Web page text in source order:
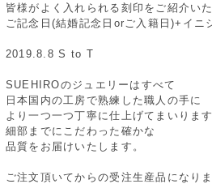
皆様がよく入れられる刻印をご紹介いた
ご記念日(結婚記念日orご入籍日)+イニ
2019.8.8 S to T
SUEHIROのジュエリーはすべて
日本国内の工房で熟練した職人の手に
より一つ一つ丁寧に仕上げてまいります
細部までにこだわった確かな
品質をお届けいたします。
ご注文頂いてからの受注生産品になりま